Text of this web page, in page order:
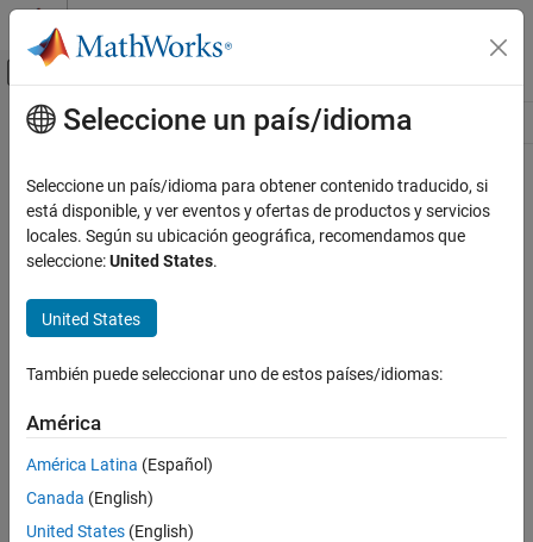
Saltar al contenido
Mostrar/ocultar menú de navegación
Recurso
Contenido principal
Seleccione un país/idioma
Seleccione un país/idioma para obtener contenido traducido, si
está disponible, y ver eventos y ofertas de productos y servicios
locales. Según su ubicación geográfica, recomendamos que
seleccione:United States.
United States
También puede seleccionar uno de estos países/idiomas:
América
América Latina (Español)
Canada (English)
United States (English)